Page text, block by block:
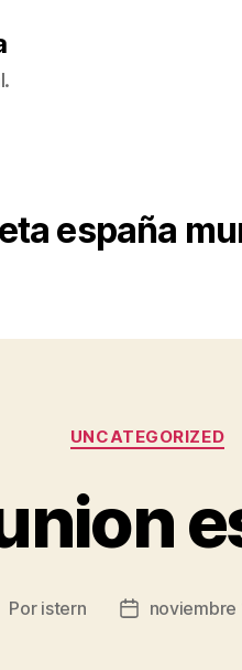
españa
Categorías
UNCATEGORIZED
Por istern
Fechanoviembre